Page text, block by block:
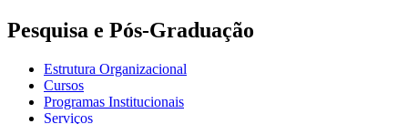
Pesquisa e Pós-Graduação
Estrutura Organizacional
Cursos
Programas Institucionais
Serviços